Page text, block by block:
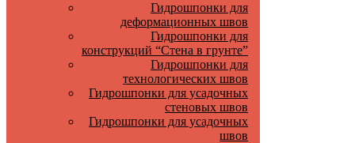
Гидрошпонки для
деформационных швов
Гидрошпонки для
конструкций “Стена в грунте”
Гидрошпонки для
технологических швов
Гидрошпонки для усадочных
стеновых швов
Гидрошпонки для усадочных
швов